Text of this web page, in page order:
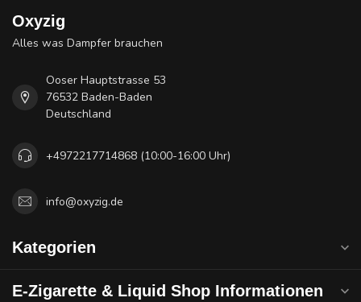
Oxyzig
Alles was Dampfer brauchen
Ooser Hauptstrasse 53
76532 Baden-Baden
Deutschland
+4972217714868 (10:00-16:00 Uhr)
info@oxyzig.de
Kategorien
E-Zigarette & Liquid Shop Informationen